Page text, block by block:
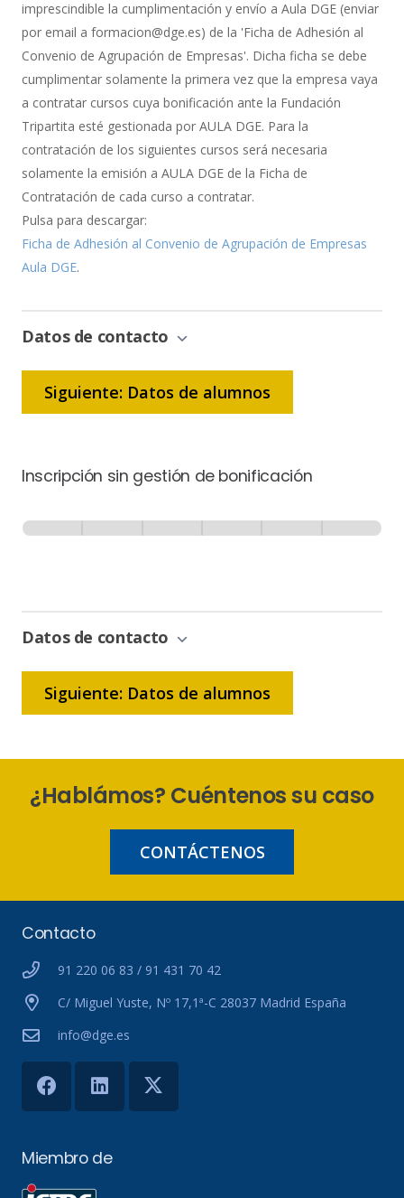
imprescindible la cumplimentación y envío a Aula DGE (enviar
por email a formacion@dge.es) de la 'Ficha de Adhesión al
Convenio de Agrupación de Empresas'. Dicha ficha se debe
cumplimentar solamente la primera vez que la empresa vaya
a contratar cursos cuya bonificación ante la Fundación
Tripartita esté gestionada por AULA DGE. Para la
contratación de los siguientes cursos será necesaria
solamente la emisión a AULA DGE de la Ficha de
Contratación de cada curso a contratar.
Pulsa para descargar:
Ficha de Adhesión al Convenio de Agrupación de Empresas
Aula DGE.
Datos de contacto
Siguiente: Datos de alumnos
Inscripción sin gestión de bonificación
-
Bonificación
Datos de contacto
Siguiente: Datos de alumnos
¿Hablámos? Cuéntenos su caso
CONTÁCTENOS
Contacto
91 220 06 83 / 91 431 70 42
C/ Miguel Yuste, Nº 17,1ª-C 28037 Madrid España
info@dge.es
Miembro de